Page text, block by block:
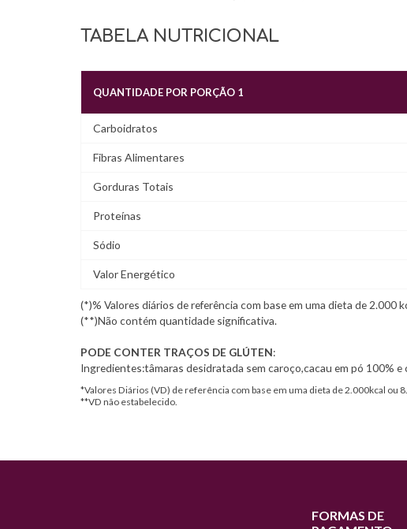
TABELA NUTRICIONAL
QUANTIDADE POR PORÇÃO 1
Carboidratos
Fibras Alimentares
Gorduras Totais
Proteínas
Sódio
Valor Energético
(*)% Valores diários de referência com base em uma dieta de 2.000
(**)Não contém quantidade significativa.
PODE CONTER TRAÇOS DE GLÚTEN:
Ingredientes:tâmaras desidratada sem caroço,cacau em pó 100% e
*Valores Diários (VD) de referência com base em uma dieta de 2.000kcal
**VD não estabelecido.
FORMAS DE